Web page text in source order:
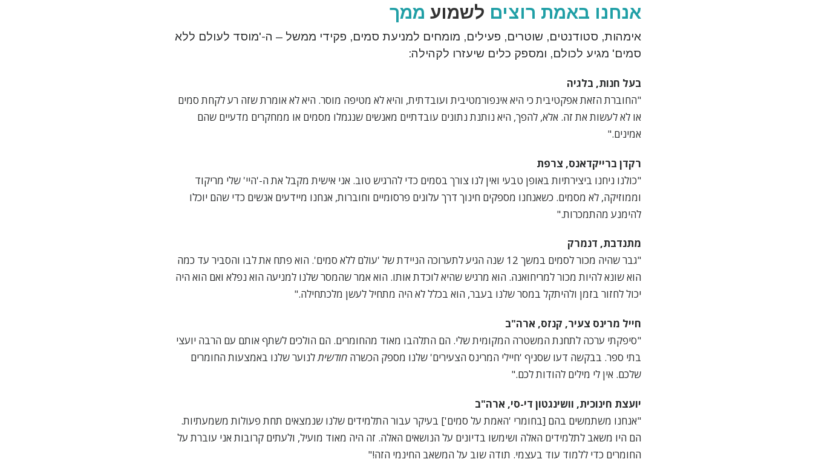
אנחנו באמת רוצים לשמועממך
אימהות, סטודנטים, שוטרים, פעילים, מומחים למניעת סמים, פקידי ממשל – ה-'מוסד לעולם ללא
סמים' מגיע לכולם, ומספק כלים שיעזרו לקהילה:
בעל חנות, בלגיה
"החוברת הזאת אפקטיבית כי היא אינפורמטיבית ועובדתית, והיא לא מטיפה מוסר. היא לא אומרת שזה רע לקחת סמים
או לא לעשות את זה. אלא, להפך, היא נותנת נתונים עובדתיים מאנשים שנגמלו מסמים או ממחקרים מדעיים שהם
אמינים."
רקדן ברייקדאנס, צרפת
"כולנו ניחנו ביצירתיות באופן טבעי ואין לנו צורך בסמים כדי להרגיש טוב. אני אישית מקבל את ה-'היי' שלי מריקוד
וממוזיקה, לא מסמים. כשאנחנו מספקים חינוך דרך עלונים פרסומיים וחוברות, אנחנו מיידעים אנשים כדי שהם יוכלו
להימנע מהתמכרות."
מתנדבת, דנמרק
"גבר שהיה מכור לסמים במשך 12 שנה הגיע לתערוכה הניידת של 'עולם ללא סמים'. הוא פתח את לבו והסביר עד כמה
הוא שונא להיות מכור למריחואנה. הוא מרגיש שהיא לוכדת אותו. הוא אמר שהמסר שלנו למניעה הוא נפלא ואם הוא היה
יכול לחזור בזמן ולהיתקל במסר שלנו בעבר, הוא בכלל לא היה מתחיל לעשן מלכתחילה."
חייל מרינס צעיר, קנזס, ארה"ב
"סיפקתי ערכה לתחנת המשטרה המקומית שלי. הם התלהבו מאוד מהחומרים. הם הולכים לשתף אותם עם הרבה יועצי
בתי ספר. בבקשה דעו שסניף 'חיילי המרינס הצעירים' שלנו מספק הכשרה חודשיתלנוער שלנו באמצעות החומרים
שלכם. אין לי מילים להודות לכם."
יועצת חינוכית, וושינגטון די-סי, ארה"ב
"אנחנו משתמשים בהם [בחומרי 'האמת על סמים'] בעיקר עבור התלמידים שלנו שנמצאים תחת פעולות משמעתיות.
הם היו משאב לתלמידים האלה ושימשו בדיונים על הנושאים האלה. זה היה מאוד מועיל, ולעתים קרובות אני עוברת על
החומרים כדי ללמוד עוד בעצמי. תודה שוב על המשאב החינמי הזה!"